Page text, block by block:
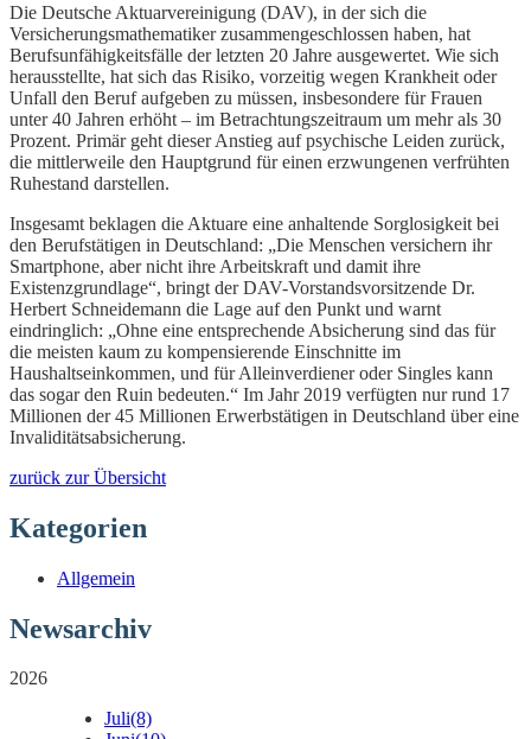
Die Deutsche Aktuarvereinigung (DAV), in der sich die
Versicherungsmathematiker zusammengeschlossen haben, hat
Berufsunfähigkeitsfälle der letzten 20 Jahre ausgewertet. Wie sich
herausstellte, hat sich das Risiko, vorzeitig wegen Krankheit oder
Unfall den Beruf aufgeben zu müssen, insbesondere für Frauen
unter 40 Jahren erhöht – im Betrachtungszeitraum um mehr als 30
Prozent. Primär geht dieser Anstieg auf psychische Leiden zurück,
die mittlerweile den Hauptgrund für einen erzwungenen verfrühten
Ruhestand darstellen.
Insgesamt beklagen die Aktuare eine anhaltende Sorglosigkeit bei
den Berufstätigen in Deutschland: „Die Menschen versichern ihr
Smartphone, aber nicht ihre Arbeitskraft und damit ihre
Existenzgrundlage“, bringt der DAV-Vorstandsvorsitzende Dr.
Herbert Schneidemann die Lage auf den Punkt und warnt
eindringlich: „Ohne eine entsprechende Absicherung sind das für
die meisten kaum zu kompensierende Einschnitte im
Haushaltseinkommen, und für Alleinverdiener oder Singles kann
das sogar den Ruin bedeuten.“ Im Jahr 2019 verfügten nur rund 17
Millionen der 45 Millionen Erwerbstätigen in Deutschland über eine
Invaliditätsabsicherung.
zurück zur Übersicht
Kategorien
Allgemein
Newsarchiv
2026
Juli(8)